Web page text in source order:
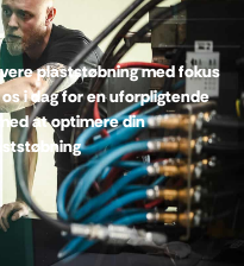
plaststøbning med fokus
i dag for en uforpligtende
at optimere din